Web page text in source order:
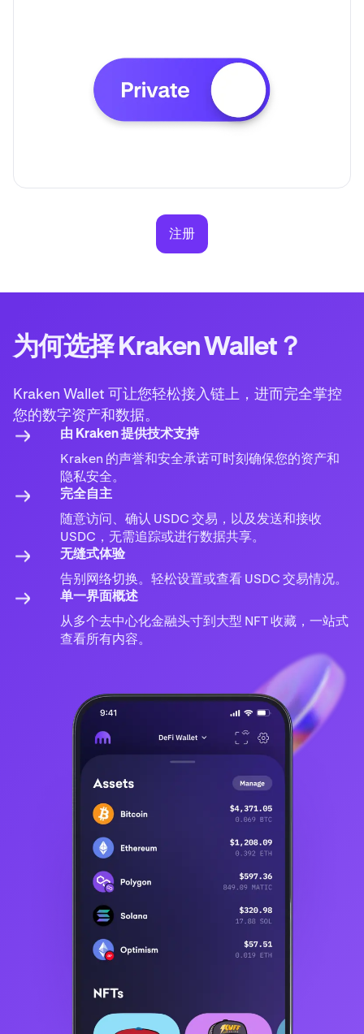
注册
为何选择 Kraken Wallet？
Kraken Wallet 可让您轻松接入链上，进而完全掌控
您的数字资产和数据。
由 Kraken 提供技术支持
Kraken 的声誉和安全承诺可时刻确保您的资产和
隐私安全。
完全自主
随意访问、确认 USDC 交易，以及发送和接收
USDC，无需追踪或进行数据共享。
无缝式体验
告别网络切换。轻松设置或查看 USDC 交易情况。
单一界面概述
从多个去中心化金融头寸到大型 NFT 收藏，一站式
查看所有内容。